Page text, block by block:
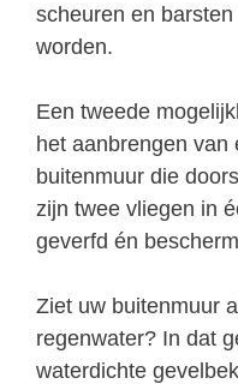
scheuren en
worden.
Een tweede
het aanbrengen van
buitenmuur die
zijn twee vliegen in
geverfd én
Ziet uw buitenmuur
regenwater? In dat
waterdichte